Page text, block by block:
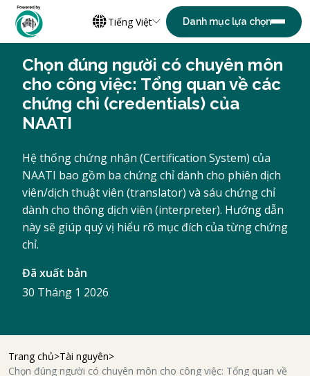
Tiếng Việt
Chọn đúng người có chuyên môn
cho công việc: Tổng quan về các
chứng chỉ (credentials) của
NAATI
Hệ thống chứng nhận (Certification System) của
NAATI bao gồm ba chứng chỉ dành cho phiên dịch
viên/dịch thuật viên (translator) và sáu chứng chỉ
dành cho thông dịch viên (interpreter). Hướng dẫn
này sẽ giúp quý vị hiểu rõ mục đích của từng chứng
chỉ.
Đã xuất bản
30 Tháng 1 2026
Trang chủ Tài nguyên
Chọn đúng người có chuyên môn cho công việc: Tổng quan về